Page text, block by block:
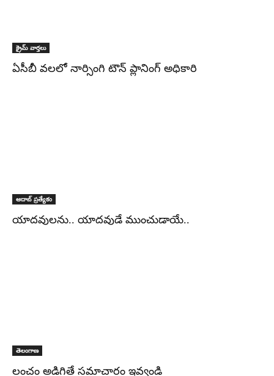
క్రైమ్ వార్తలు
ఏసీబీ వలలో నార్సింగి టౌన్ ప్లానింగ్ అధికారి
ఆదాబ్ ప్రత్యేకం
యాద‌వుల‌ను.. యాద‌వుడే ముంచుడాయే..
తెలంగాణ
లంచం అడిగితే సమాచారం ఇవ్వండి